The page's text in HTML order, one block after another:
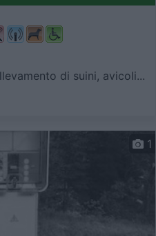
di suini, avicoli...
1